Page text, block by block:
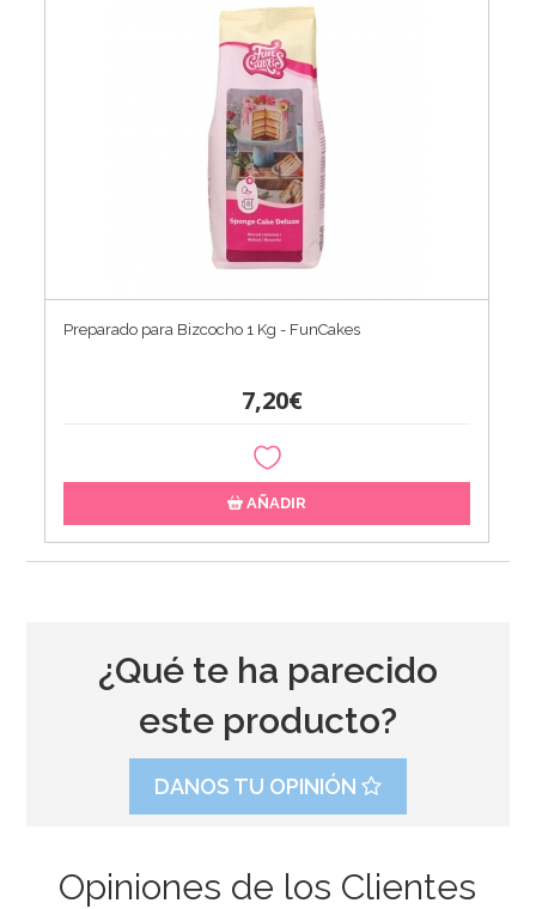
Preparado para Bizcocho 1 Kg - FunCakes
7,20€
AÑADIR
¿Qué te ha parecido
este producto?
DANOS TU OPINIÓN
Opiniones de los Clientes